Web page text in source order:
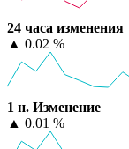
24 часа изменения
▲ 0.02 %
1 н. Изменение
▲ 0.01 %